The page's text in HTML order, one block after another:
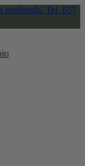
península. Tel. 657